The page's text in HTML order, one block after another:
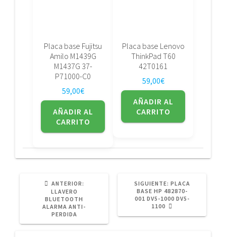
Placa base Fujitsu
Amilo M1439G
M1437G 37-
P71000-C0
59,00€
AÑADIR AL
CARRITO
Placa base Lenovo
ThinkPad T60
42T0161
59,00€
AÑADIR AL
CARRITO
ANTERIOR:
LLAVERO
BLUETOOTH
ALARMA ANTI-
PERDIDA
SIGUIENTE: SIGUIENTE
POST:
PLACA
BASE HP 482870-
001 DV5-1000 DV5-
1100